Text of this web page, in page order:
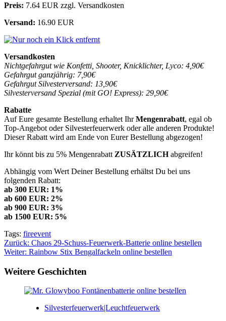
Preis: 7.64 EUR zzgl. Versandkosten
Versand: 16.90 EUR
Versandkosten
Nichtgefahrgut wie Konfetti, Shooter, Knicklichter, Lyco: 4,90€
Gefahrgut ganzjährig: 7,90€
Gefahrgut Silvesterversand: 13,90€
Silvesterversand Spezial (mit GO! Express): 29,90€
Rabatte
Auf Eure gesamte Bestellung erhaltet IhrMengenrabatt, egal ob
Top-Angebot oder Silvesterfeuerwerk oder alle anderen Produkte!
Dieser Rabatt wird am Ende von Eurer Bestellung abgezogen!
Ihr könnt bis zu 5% Mengenrabatt ZUSÄTZLICHabgreifen!
Abhängig vom Wert Deiner Bestellung erhältst Du bei uns
folgenden Rabatt:
ab 300 EUR: 1%
ab 600 EUR: 2%
ab 900 EUR: 3%
ab 1500 EUR: 5%
Tags: fireevent
Beitragsnavigation
Zurück: Chaos 29-Schuss-Feuerwerk-Batterie online bestellen
Weiter: Rainbow Stix Bengalfackeln online bestellen
Weitere Geschichten
Silvesterfeuerwerk|Leuchtfeuerwerk